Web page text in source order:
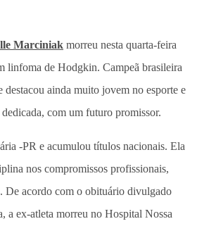
Marciniak morreu nesta quarta-feira
linfoma de Hodgkin. Campeã brasileira
destacou ainda muito jovem no esporte e
com um futuro promissor.
-PR e acumulou títulos nacionais. Ela
nos compromissos profissionais,
De acordo com o obituário divulgado
a ex-atleta morreu no Hospital Nossa